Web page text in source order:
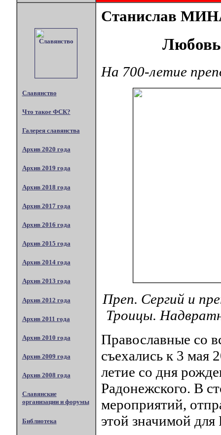
Славянство
Что такое ФСК?
Галерея славянства
Архив 2020 года
Архив 2019 года
Архив 2018 года
Архив 2017 года
Архив 2016 года
Архив 2015 года
Архив 2014 года
Архив 2013 года
Архив 2012 года
Архив 2011 года
Архив 2010 года
Архив 2009 года
Архив 2008 года
Славянские
организации и форумы
Библиотека
Станислав
На 700-летие
Преп. Сергий и
Троицы.
Православные со
съехались к 3 мая
летие со дня
Радонежского. В
мероприятий,
этой значимой для